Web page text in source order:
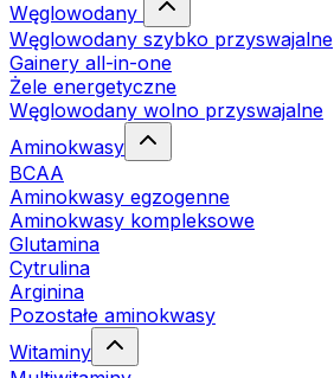
Węglowodany
Węglowodany szybko przyswajalne
Gainery all-in-one
Żele energetyczne
Węglowodany wolno przyswajalne
Aminokwasy
BCAA
Aminokwasy egzogenne
Aminokwasy kompleksowe
Glutamina
Cytrulina
Arginina
Pozostałe aminokwasy
Witaminy